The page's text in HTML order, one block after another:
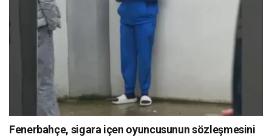
Fenerbahçe, sigara içen oyuncusunun sözleşmesini